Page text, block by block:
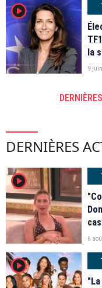
player2
la
9
DERNIÈRES
player2
6
player2